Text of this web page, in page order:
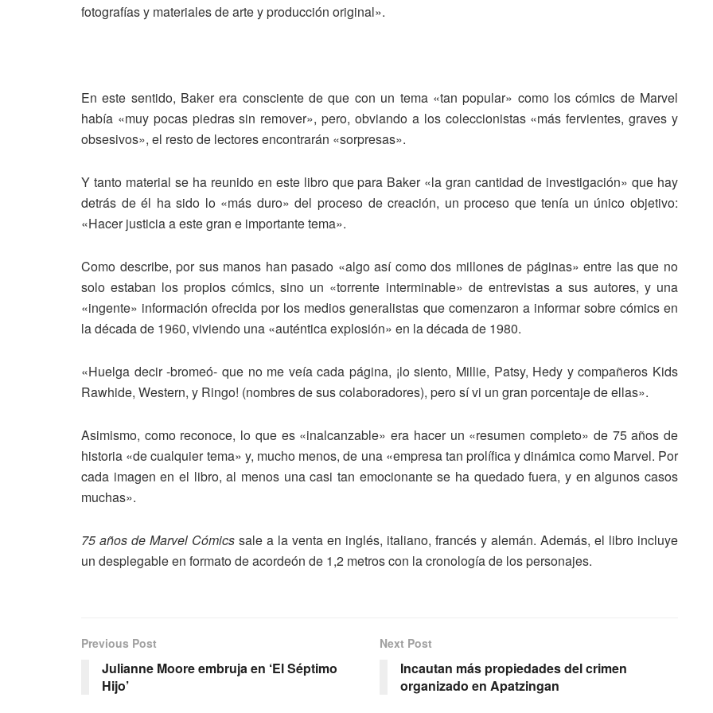
fotografías y materiales de arte y producción original».
En este sentido, Baker era consciente de que con un tema «tan popular» como los cómics de Marvel
había «muy pocas piedras sin remover», pero, obviando a los coleccionistas «más fervientes, graves y
obsesivos», el resto de lectores encontrarán «sorpresas».
Y tanto material se ha reunido en este libro que para Baker «la gran cantidad de investigación» que hay
detrás de él ha sido lo «más duro» del proceso de creación, un proceso que tenía un único objetivo:
«Hacer justicia a este gran e importante tema».
Como describe, por sus manos han pasado «algo así como dos millones de páginas» entre las que no
solo estaban los propios cómics, sino un «torrente interminable» de entrevistas a sus autores, y una
«ingente» información ofrecida por los medios generalistas que comenzaron a informar sobre cómics en
la década de 1960, viviendo una «auténtica explosión» en la década de 1980.
«Huelga decir -bromeó- que no me veía cada página, ¡lo siento, Millie, Patsy, Hedy y compañeros Kids
Rawhide, Western, y Ringo! (nombres de sus colaboradores), pero sí vi un gran porcentaje de ellas».
Asimismo, como reconoce, lo que es «inalcanzable» era hacer un «resumen completo» de 75 años de
historia «de cualquier tema» y, mucho menos, de una «empresa tan prolífica y dinámica como Marvel. Por
cada imagen en el libro, al menos una casi tan emocionante se ha quedado fuera, y en algunos casos
muchas».
75 años de Marvel Cómics sale a la venta en inglés, italiano, francés y alemán. Además, el libro incluye
un desplegable en formato de acordeón de 1,2 metros con la cronología de los personajes.
Previous Post
Julianne Moore embruja en ‘El Séptimo
Hijo’
Next Post
Incautan más propiedades del crimen
organizado en Apatzingan